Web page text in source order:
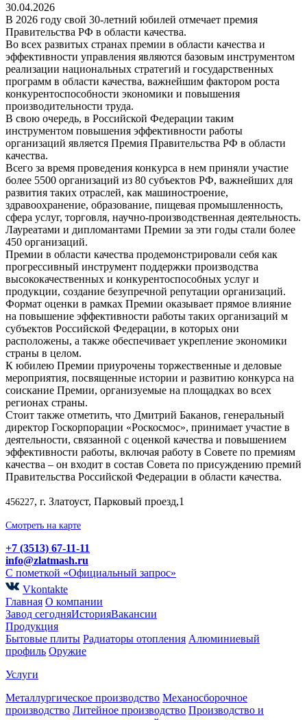
30.04.2026
В 2026 году свой 30-летний юбилей отмечает премия
Правительства РФ в области качества.
Во всех развитых странах премии в области качества и
эффективности управления являются базовым инструментом
реализации национальных стратегий и государственных
программ в области качества, важнейшим фактором роста
конкурентоспособности экономики и повышения
производительности труда.
В свою очередь, в Российской Федерации таким
инструментом повышения эффективности работы
организаций является Премия Правительства РФ в области
качества.
Всего за время проведения конкурса в нем приняли участие
более 5500 организаций из 80 субъектов РФ, важнейших для
развития таких отраслей, как машиностроение,
здравоохранение, образование, пищевая промышленность,
сфера услуг, торговля, научно-производственная деятельность.
Лауреатами и дипломантами Премии за эти годы стали более
450 организаций.
Премии в области качества продемонстрировали себя как
прогрессивный инструмент поддержки производства
высококачественных и конкурентоспособных услуг и
продукции, создание безупречной репутации организаций.
Формат оценки в рамках Премии оказывает прямое влияние
на повышение эффективности работы таких организаций м
субъектов Российской Федерации, в которых они
расположены, а также обеспечивает укрепление экономики
страны в целом.
К юбилею Премии приурочены торжественные и деловые
мероприятия, посвященные истории и развитию конкурса на
соискание Премии, организуемые на площадках во всех
регионах страны.
Стоит также отметить, что Дмитрий Баканов, генеральный
директор Госкорпорации «Роскосмос», принимает участие в
деятельности, связанной с оценкой качества и повышением
эффективности работы, включая работу в Совете по премиям
качества – он входит в состав Совета по присуждению премий
Правительства Российской Федерации в области качества.
456227, г. Златоуст, Парковый проезд,1
Смотреть на карте
+7 (3513) 67-11-11
info@zlatmash.ru
С пометкой «Официальный запрос»
Vkontakte
Главная О компании
Завод сегодняИсторияВакансии
Продукция
Бытовые плиты Радиаторы отопления Алюминиевый
профиль Оружие
Услуги
Металлургическое производство Механосборочное
производство Литейное производство Производство и